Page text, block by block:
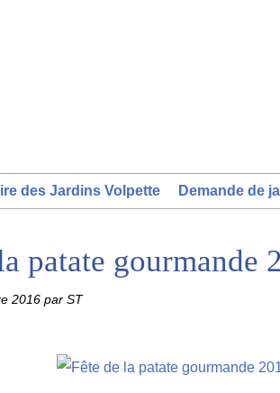
des Jardins Volpette Demande de
patate gourmande
2016 par ST